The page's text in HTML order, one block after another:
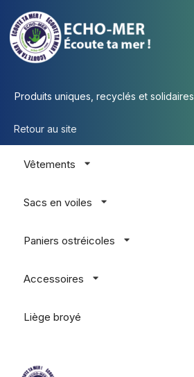
Produits uniques, recyclés et solidaires
Retour au site
Vêtements
Sacs en voiles
Paniers ostréicoles
Accessoires
Liège broyé